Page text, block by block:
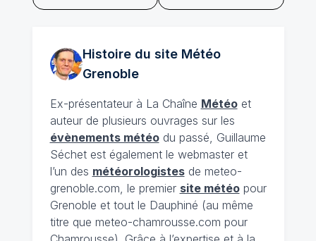
Histoire du site Météo
Grenoble
Ex-présentateur à La Chaîne Météoet
auteur de plusieurs ouvrages sur les
évènements météodu passé, Guillaume
Séchet est également le webmaster et
l’un des météorologistesde meteo-
grenoble.com, le premier site météopour
Grenoble et tout le Dauphiné (au même
titre que meteo-chamrousse.com pour